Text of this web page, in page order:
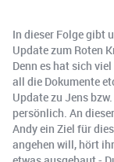
In dieser Folge gibt
Update zum Roten
Denn es hat sich
all die Dokumente
Update zu Jens
persönlich. An
Andy ein Ziel für
angehen will, hört